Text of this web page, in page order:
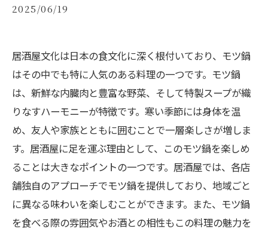
2025/06/19
居酒屋文化は日本の食文化に深く根付いており、モツ鍋
はその中でも特に人気のある料理の一つです。モツ鍋
は、新鮮な内臓肉と豊富な野菜、そして特製スープが織
りなすハーモニーが特徴です。寒い季節には身体を温
め、友人や家族とともに囲むことで一層楽しさが増しま
す。居酒屋に足を運ぶ理由として、このモツ鍋を楽しめ
ることは大きなポイントの一つです。居酒屋では、各店
舗独自のアプローチでモツ鍋を提供しており、地域ごと
に異なる味わいを楽しむことができます。また、モツ鍋
を食べる際の雰囲気やお酒との相性もこの料理の魅力を